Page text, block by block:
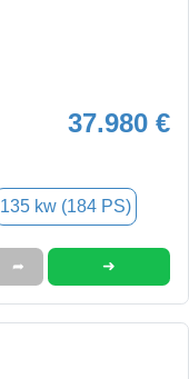
37.980 €
135 kw (184 PS)
➦ ➜